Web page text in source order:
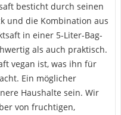
besticht durch seinen
und die Kombination aus
in einer 5-Liter-Bag-
als auch praktisch.
vegan ist, was ihn für
Ein möglicher
Haushalte sein. Wir
von fruchtigen,